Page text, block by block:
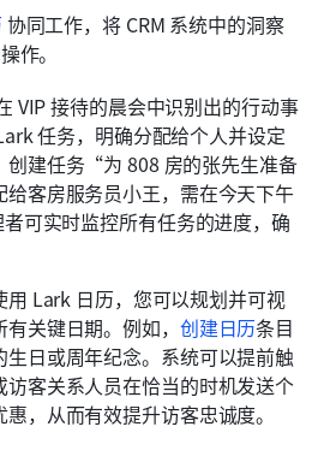
协同工作，将 CRM 系统中的洞察
作。
VIP 接待的晨会中识别出的行动事
任务，明确分配给个人并设定
创建任务“为 808 房的张先生准备
客房服务员小王，需在今天下午
可实时监控所有任务的进度，确
用 Lark 日历，您可以规划并可视
关键日期。例如， 创建日历条目
生日或周年纪念。系统可以提前触
客关系人员在恰当的时机发送个
，从而有效提升访客忠诚度。